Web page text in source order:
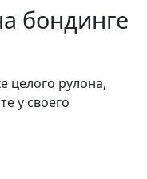
бондинге
целого рулона,
у своего